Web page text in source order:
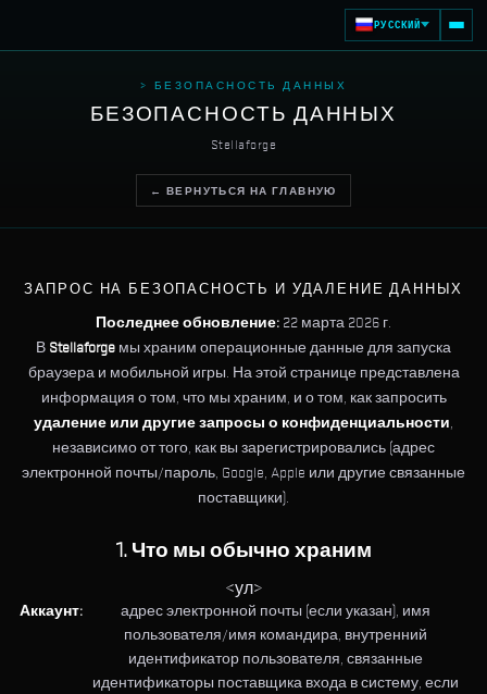
РУССКИЙ
> БЕЗОПАСНОСТЬ ДАННЫХ
БЕЗОПАСНОСТЬ ДАННЫХ
Stellaforge
← ВЕРНУТЬСЯ НА ГЛАВНУЮ
ЗАПРОС НА БЕЗОПАСНОСТЬ И УДАЛЕНИЕ ДАННЫХ
Последнее обновление: 22 марта 2026 г.
В Stellaforge мы храним операционные данные для запуска
браузера и мобильной игры. На этой странице представлена
информация о том, что мы храним, и о том, как запросить
удаление или другие запросы о конфиденциальности,
независимо от того, как вы зарегистрировались (адрес
электронной почты/пароль, Google, Apple или другие связанные
поставщики).
1. Что мы обычно храним
<ул>
Аккаунт:
адрес электронной почты (если указан), имя
пользователя/имя командира, внутренний
идентификатор пользователя, связанные
идентификаторы поставщика входа в систему, если